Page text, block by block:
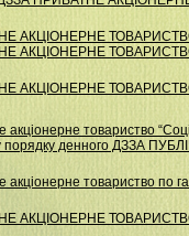
АКЦІОНЕРНЕ
АКЦІОНЕРНЕ
АКЦІОНЕРНЕ
товариство
порядку денного ДЗЗА
товариство по
АКЦIОНЕРНЕ